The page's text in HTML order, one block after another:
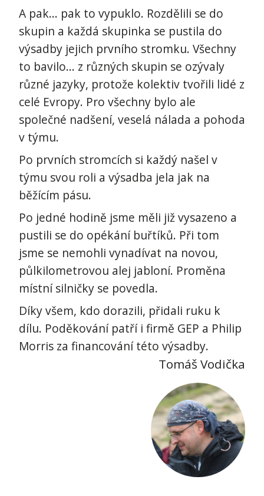
A pak... pak to vypuklo. Rozdělili se do
skupin a každá skupinka se pustila do
výsadby jejich prvního stromku. Všechny
to bavilo... z různých skupin se ozývaly
různé jazyky, protože kolektiv tvořili lidé z
celé Evropy. Pro všechny bylo ale
společné nadšení, veselá nálada a pohoda
v týmu.
Po prvních stromcích si každý našel v
týmu svou roli a výsadba jela jak na
běžícím pásu.
Po jedné hodině jsme měli již vysazeno a
pustili se do opékání buřtíků. Při tom
jsme se nemohli vynadívat na novou,
půlkilometrovou alej jabloní. Proměna
místní silničky se povedla.
Díky všem, kdo dorazili, přidali ruku k
dílu. Poděkování patří i firmě GEP a Philip
Morris za financování této výsadby.
Tomáš Vodička